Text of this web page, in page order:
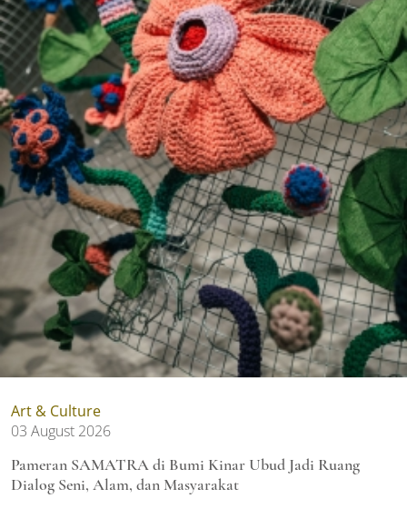
Art & Culture
03 August 2026
Pameran SAMATRA di Bumi Kinar Ubud Jadi Ruang
Dialog Seni, Alam, dan Masyarakat